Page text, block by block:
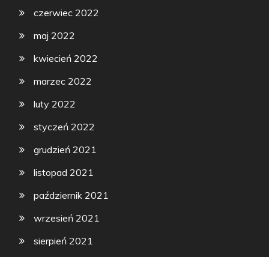
czerwiec 2022
maj 2022
kwiecień 2022
marzec 2022
luty 2022
styczeń 2022
grudzień 2021
listopad 2021
październik 2021
wrzesień 2021
sierpień 2021